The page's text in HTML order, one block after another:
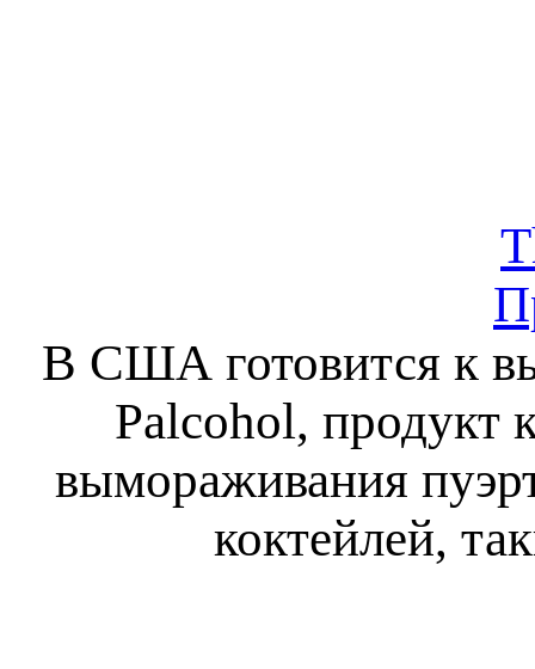
В США готовится к
Palcohol, продукт
вымораживания
коктейлей,